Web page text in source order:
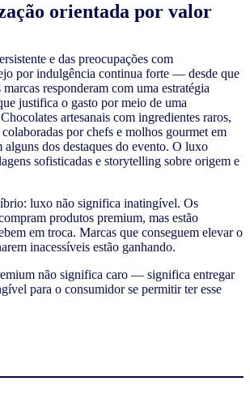
orientada por valor
e das preocupações com
por indulgência continua forte — desde que
responderam com uma estratégia
justifica o gasto por meio de uma
artesanais com ingredientes raros,
por chefs e molhos gourmet em
alguns dos destaques do evento. O luxo
sofisticadas e storytelling sobre origem e
luxo não significa inatingível. Os
produtos premium, mas estão
em troca. Marcas que conseguem elevar o
inacessíveis estão ganhando.
não significa caro — significa entregar
para o consumidor se permitir ter esse